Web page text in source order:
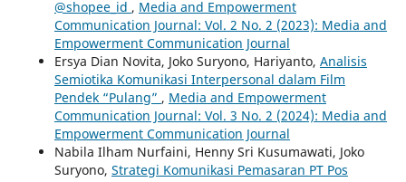
@shopee_id , Media and Empowerment
Communication Journal: Vol. 2 No. 2 (2023): Media and
Empowerment Communication Journal
Ersya Dian Novita, Joko Suryono, Hariyanto, Analisis
Semiotika Komunikasi Interpersonal dalam Film
Pendek “Pulang” , Media and Empowerment
Communication Journal: Vol. 3 No. 2 (2024): Media and
Empowerment Communication Journal
Nabila Ilham Nurfaini, Henny Sri Kusumawati, Joko
Suryono, Strategi Komunikasi Pemasaran PT Pos